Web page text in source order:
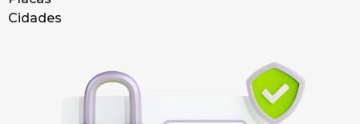
Cidades